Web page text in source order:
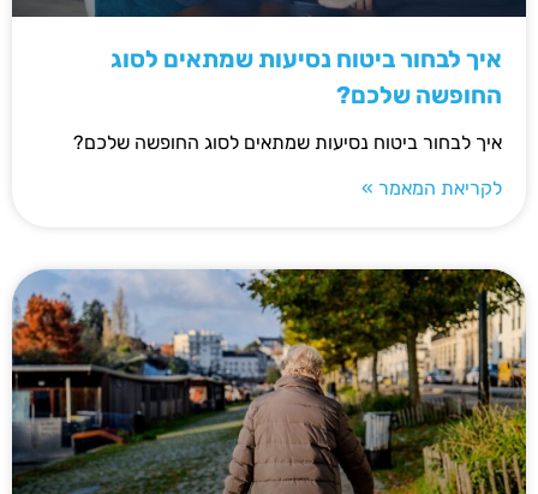
איך לבחור ביטוח נסיעות שמתאים לסוג
החופשה שלכם?
איך לבחור ביטוח נסיעות שמתאים לסוג החופשה שלכם?
לקריאת המאמר »